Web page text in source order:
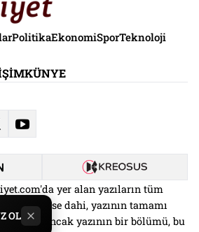
OL
PolitikaEkonomiSporTeknoloji
KÜNYE
yer alan yazıların tüm
gösterilse dahi, yazının tamamı
Ancak yazının bir bölümü, bu